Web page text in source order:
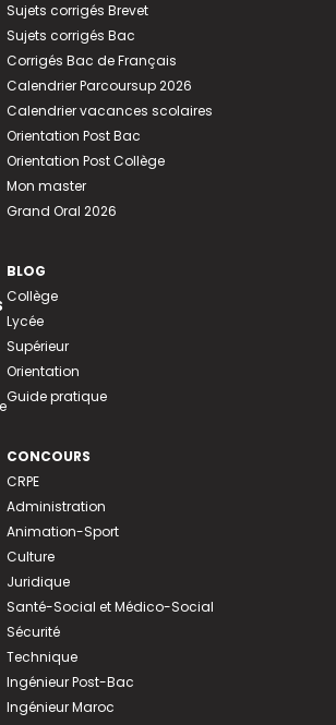
Sujets corrigés Brevet
Sujets corrigés Bac
Corrigés Bac de Français
Calendrier Parcoursup 2026
Calendrier vacances scolaires
Orientation Post Bac
Orientation Post Collège
Mon master
Grand Oral 2026
BLOG
Collège
Lycée
Supérieur
Orientation
Guide pratique
CONCOURS
CRPE
Administration
Animation-Sport
Culture
Juridique
Santé-Social et Médico-Social
Sécurité
Technique
Ingénieur Post-Bac
Ingénieur Maroc